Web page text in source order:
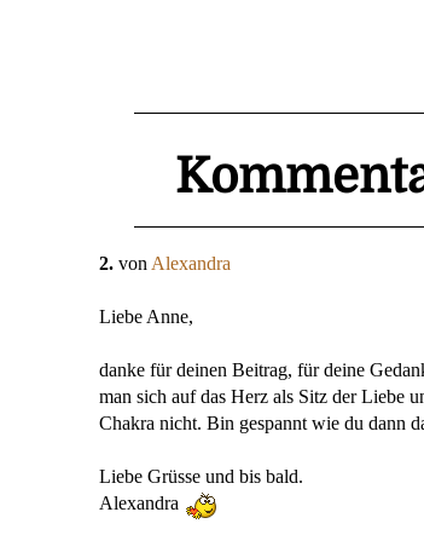
2. von Alexandra
Liebe Anne,
danke für deinen Beitrag, für deine
man sich auf das Herz als Sitz der Liebe
Chakra nicht. Bin gespannt wie du dann
Liebe Grüsse und bis bald.
Alexandra